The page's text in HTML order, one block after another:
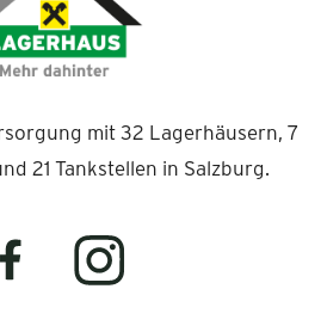
mit 32 Lagerhäusern, 7
21 Tankstellen in Salzburg.